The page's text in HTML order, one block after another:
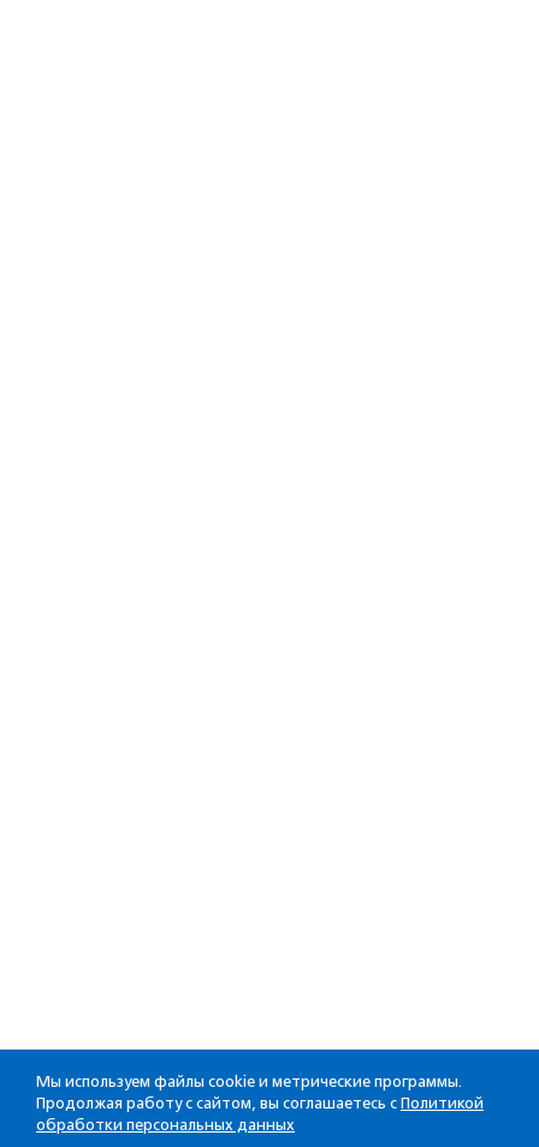
Мы используем файлы cookie и метрические программы.
Продолжая работу с сайтом, вы соглашаетесь с Политикой
обработки персональных данных